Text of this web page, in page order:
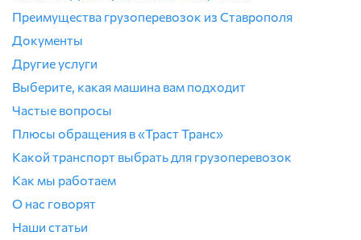
Преимущества грузоперевозок из Ставрополя
Документы
Другие услуги
Выберите, какая машина вам подходит
Частые вопросы
Плюсы обращения в «Траст Транс»
Какой транспорт выбрать для грузоперевозок
Как мы работаем
О нас говорят
Наши статьи